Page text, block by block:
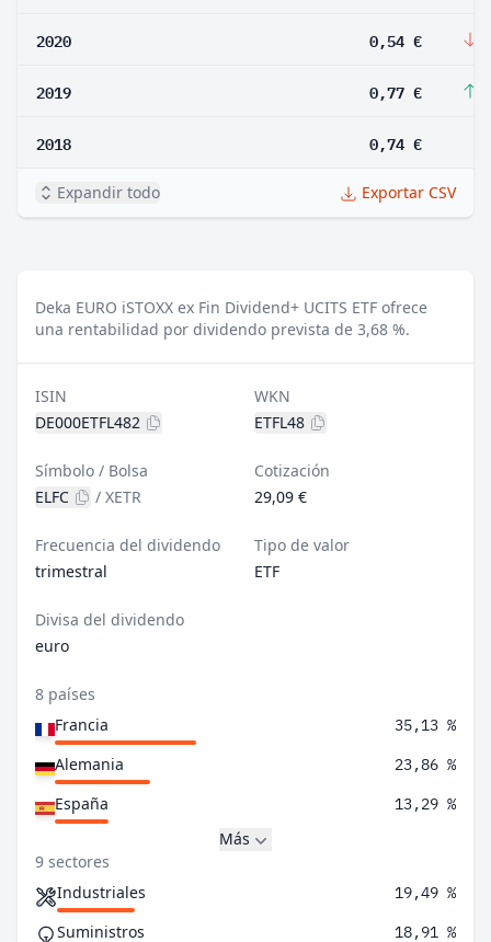
2020 0,54 €
2019 0,77 €
2018 0,74 €
Expandir todo Exportar CSV
Deka EURO iSTOXX ex Fin Dividend+ UCITS ETF ofrece
una rentabilidad por dividendo prevista de 3,68 %.
ISIN
DE000ETFL482
WKN
ETFL48
Símbolo / Bolsa
ELFC
/ XETR
Cotización
29,09 €
Frecuencia del dividendo
trimestral
Tipo de valor
ETF
Divisa del dividendo
euro
8 países
Francia
35,13 %
Alemania 23,86 %
España 13,29 %
Más
9 sectores
Industriales
19,49 %
Suministros 18,91 %